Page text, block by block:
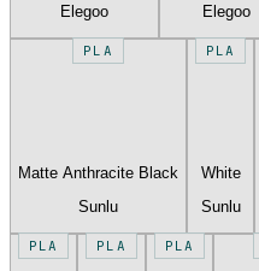
Elegoo
Elegoo
PLA
Matte Anthracite Black
Sunlu
PLA
White
Sunlu
PLA PLA PLA